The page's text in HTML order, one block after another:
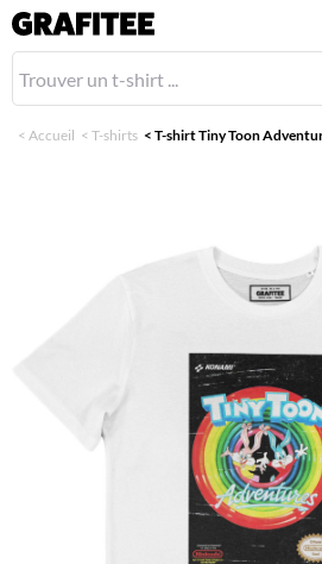
< Accueil < T-shirts < T-shirt Tiny Toon